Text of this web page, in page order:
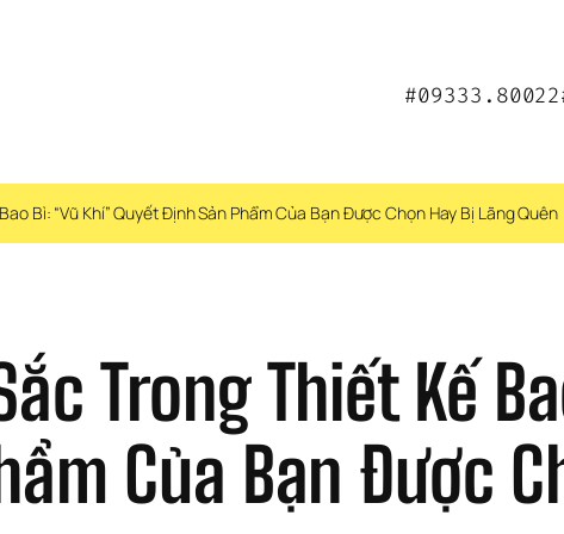
#09333.80022
Bì: “Vũ Khí” Quyết Định Sản Phẩm Của Bạn Được Chọn Hay Bị Lãng Quên
Trong Thiết Kế
Của Bạn Được